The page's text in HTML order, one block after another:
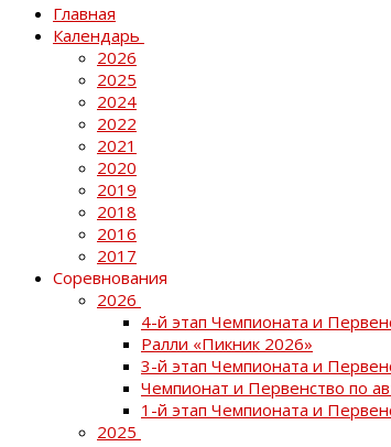
Главная
Календарь
2026
2025
2024
2022
2021
2020
2019
2018
2016
2017
Соревнования
2026
4-й этап Чемпионата и
Ралли «Пикник 2026»
3-й этап Чемпионата и
Чемпионат и Первенство по
1-й этап Чемпионата и
2025